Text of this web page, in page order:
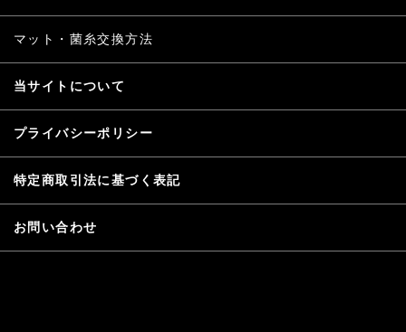
マット・菌糸交換方法
当サイトについて
プライバシーポリシー
特定商取引法に基づく表記
お問い合わせ